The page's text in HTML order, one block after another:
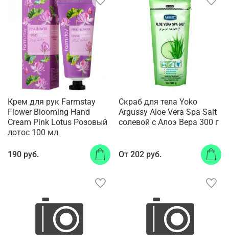
Крем для рук Farmstay
Flower Blooming Hand
Cream Pink Lotus Розовый
лотос 100 мл
190 руб.
Скраб для тела Yoko
Argussy Aloe Vera Spa Salt
солевой с Алоэ Вера 300 г
От 202 руб.